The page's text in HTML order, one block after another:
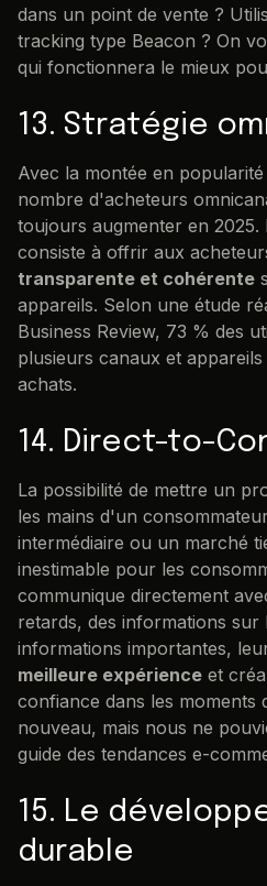
dans un point de vente ?
tracking type Beacon ? On
qui fonctionnera le mieux
13. Stratégie
Avec la montée en
nombre d'acheteurs
toujours augmenter en 2025.
consiste à offrir aux
transparente et cohérente
appareils. Selon une étude
Business Review, 73 % des
plusieurs canaux et
achats.
14. Direct-to-
La possibilité de mettre un
les mains d'un
intermédiaire ou un marché
inestimable pour les
communique directement
retards, des informations
informations importantes,
meilleure expérience et
confiance dans les moments
nouveau, mais nous ne
guide des tendances e-
15. Le
durable